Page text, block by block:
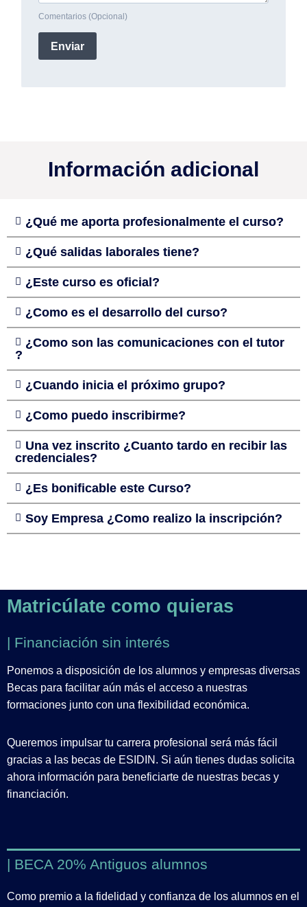
Información adicional
¿Qué me aporta profesionalmente el curso?
¿Qué salidas laborales tiene?
¿Este curso es oficial?
¿Como es el desarrollo del curso?
¿Como son las comunicaciones con el tutor
?
¿Cuando inicia el próximo grupo?
¿Como puedo inscribirme?
Una vez inscrito ¿Cuanto tardo en recibir las
credenciales?
¿Es bonificable este Curso?
Soy Empresa ¿Como realizo la inscripción?
Matricúlate como quieras
| Financiación sin interés
Ponemos a disposición de los alumnos y empresas diversas
Becas para facilitar aún más el acceso a nuestras
formaciones junto con una flexibilidad económica.
Queremos impulsar tu carrera profesional será más fácil
gracias a las becas de ESIDIN. Si aún tienes dudas solicita
ahora información para beneficiarte de nuestras becas y
financiación.
| BECA 20% Antiguos alumnos
Como premio a la fidelidad y confianza de los alumnos en el